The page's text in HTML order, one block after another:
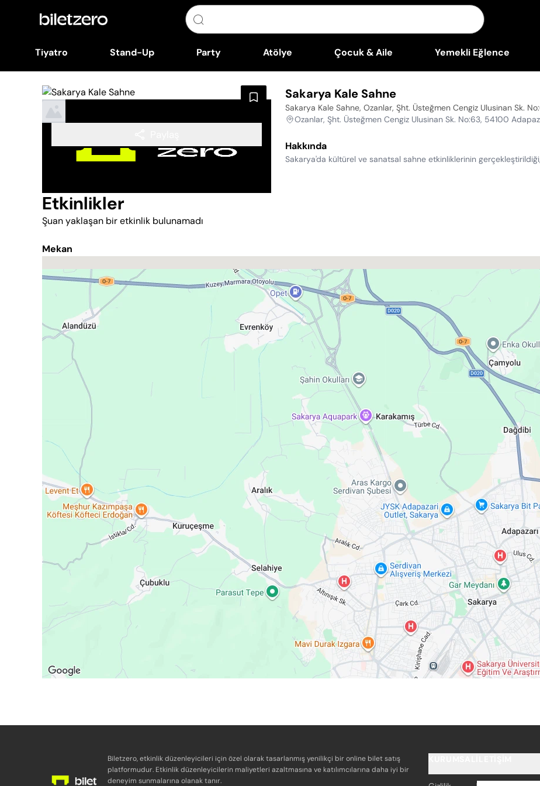
Tiyatro Stand-Up Party Atölye Çocuk & Aile Yemekli Eğlence
Sakarya Kale Sahne
Sakarya Kale Sahne, Ozanlar, Şht. Üsteğmen Cengiz Ulusinan Sk.
Ozanlar, Şht. Üsteğmen Cengiz Ulusinan Sk. No:63, 54100
Etkinlikler
Şuan yaklaşan bir etkinlik bulunamadı
Hakkında
Sakarya'da kültürel ve sanatsal sahne etkinliklerinin
Mekan
Biletzero, etkinlik düzenleyicileri için özel olarak tasarlanmış yenilikçi bir online bilet satış
platformudur. Etkinlik düzenleyicilerin maliyetleri azaltmasına ve katılımcılarına daha iyi bir
deneyim sunmalarına olanak tanır.